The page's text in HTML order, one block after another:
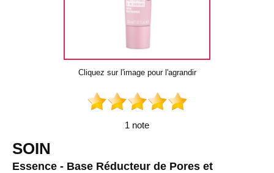
Cliquez sur l'image pour l'agrandir
1 note
SOIN
Essence - Base Réducteur de Pores et